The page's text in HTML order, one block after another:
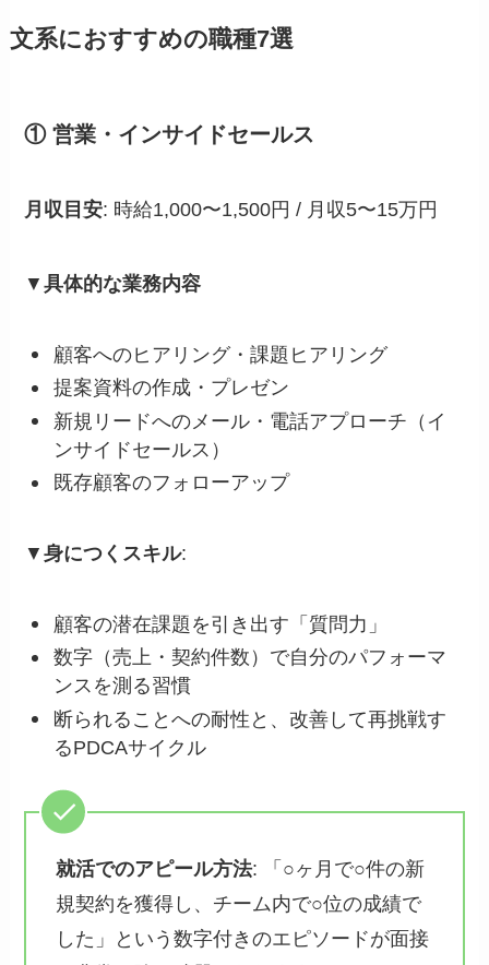
文系におすすめの職種7選
① 営業・インサイドセールス
月収目安: 時給1,000〜1,500円 / 月収5〜15万円
▼具体的な業務内容
顧客へのヒアリング・課題ヒアリング
提案資料の作成・プレゼン
新規リードへのメール・電話アプローチ（イ
ンサイドセールス）
既存顧客のフォローアップ
▼身につくスキル:
顧客の潜在課題を引き出す「質問力」
数字（売上・契約件数）で自分のパフォーマ
ンスを測る習慣
断られることへの耐性と、改善して再挑戦す
るPDCAサイクル
就活でのアピール方法: 「○ヶ月で○件の新
規契約を獲得し、チーム内で○位の成績で
した」という数字付きのエピソードが面接